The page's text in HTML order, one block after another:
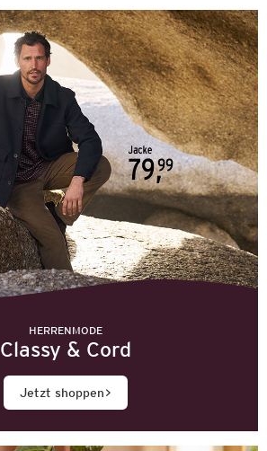
HERRENMODE
Classy & Cord
Jetzt shoppen